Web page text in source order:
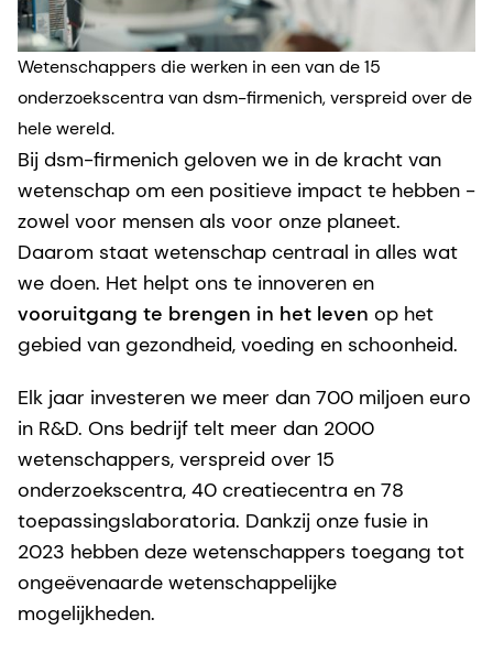
Wetenschappers die werken in een van de 15
onderzoekscentra van dsm-firmenich, verspreid over de
hele wereld.
Bij dsm-firmenich geloven we in de kracht van
wetenschap om een positieve impact te hebben -
zowel voor mensen als voor onze planeet.
Daarom staat wetenschap centraal in alles wat
we doen. Het helpt ons te innoveren en
vooruitgang te brengen in het leven op het
gebied van gezondheid, voeding en schoonheid.
Elk jaar investeren we meer dan 700 miljoen euro
in R&D. Ons bedrijf telt meer dan 2000
wetenschappers, verspreid over 15
onderzoekscentra, 40 creatiecentra en 78
toepassingslaboratoria. Dankzij onze fusie in
2023 hebben deze wetenschappers toegang tot
ongeëvenaarde wetenschappelijke
mogelijkheden.